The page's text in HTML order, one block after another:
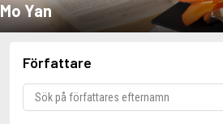
Mo Yan
Författare